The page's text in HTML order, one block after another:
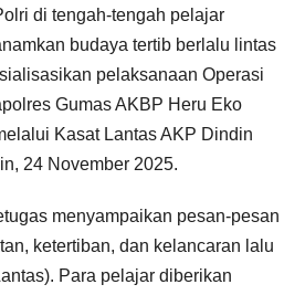
di tengah-tengah pelajar
budaya tertib berlalu lintas
pelaksanaan Operasi
Gumas AKBP Heru Eko
Kasat Lantas AKP Dindin
24 November 2025.
menyampaikan pesan-pesan
ketertiban, dan kelancaran lalu
Para pelajar diberikan